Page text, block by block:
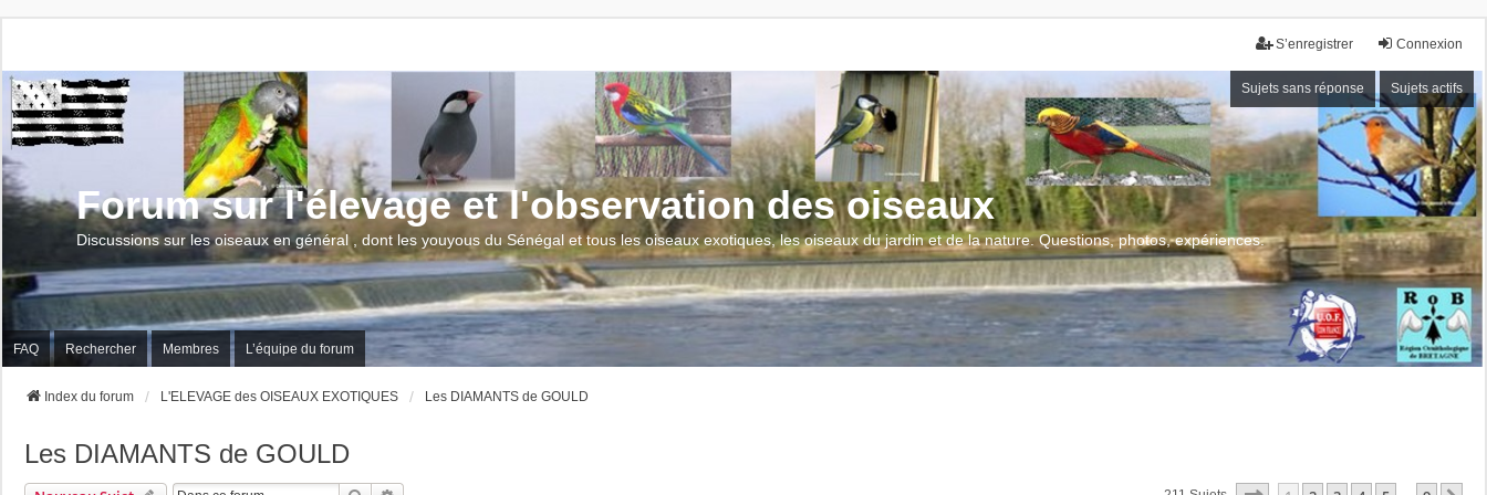
Connexion
S’enregistrer
Sujets sans réponse Sujets actifs
Forum sur l'élevage et l'observation des oiseaux
Discussions sur les oiseaux en général , dont les youyous du Sénégal et tous les oiseaux exotiques, les oiseaux du jardin et de la nature. Questions, photos, expériences.
FAQ Rechercher Membres L’équipe du forum
Index du forum L'ELEVAGE des OISEAUX EXOTIQUES Les DIAMANTS de GOULD
Les DIAMANTS de GOULD